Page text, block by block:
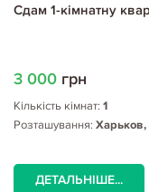
Сдам 1-кімнатну
3 000 грн
Кількість кімнат: 1
Розташування:
ДЕТАЛЬНІШЕ...